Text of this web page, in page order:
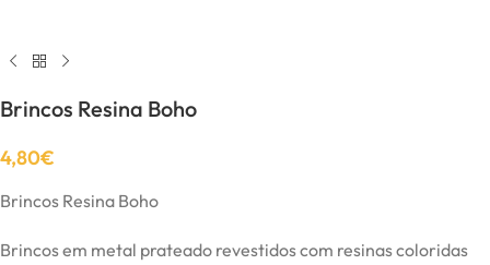
Brincos Resina Boho
4,80€
Brincos Resina Boho
Brincos em metal prateado revestidos com resinas coloridas